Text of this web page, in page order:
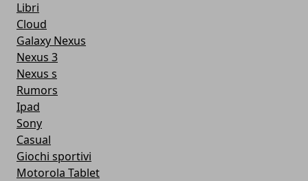
Libri
Cloud
Galaxy Nexus
Nexus 3
Nexus s
Rumors
Ipad
Sony
Casual
Giochi sportivi
Motorola Tablet